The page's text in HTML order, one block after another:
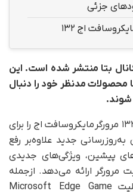
جزئی
اج ۱۳۲
اج نسخه ۱۳۲ در کانال بتا منتشر شده است. این
محصولات مدنظر خود را دنبال
شوند.
به گزارش تک‌ناک، مایکروسافت ۱۳۲ مرورگر مایکروسافت اج را برای
به‌روزرسانی جدید علاوه‌بر رفع
پیشین، ویژگی‌های جدیدی
مرورگر ارائه می‌دهد. از‌جمله
این تغییرات می‌توان به قابلیت Microsoft Edge Game